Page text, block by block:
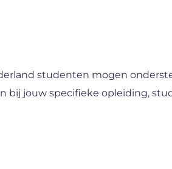
studenten mogen
jouw specifieke opleiding,